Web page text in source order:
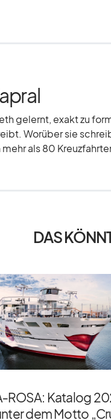
gelernt, exakt zu
Worüber sie
mehr als 80
DAS
Katalog
dem Motto